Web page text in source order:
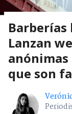
Barberías
Lanzan
que son